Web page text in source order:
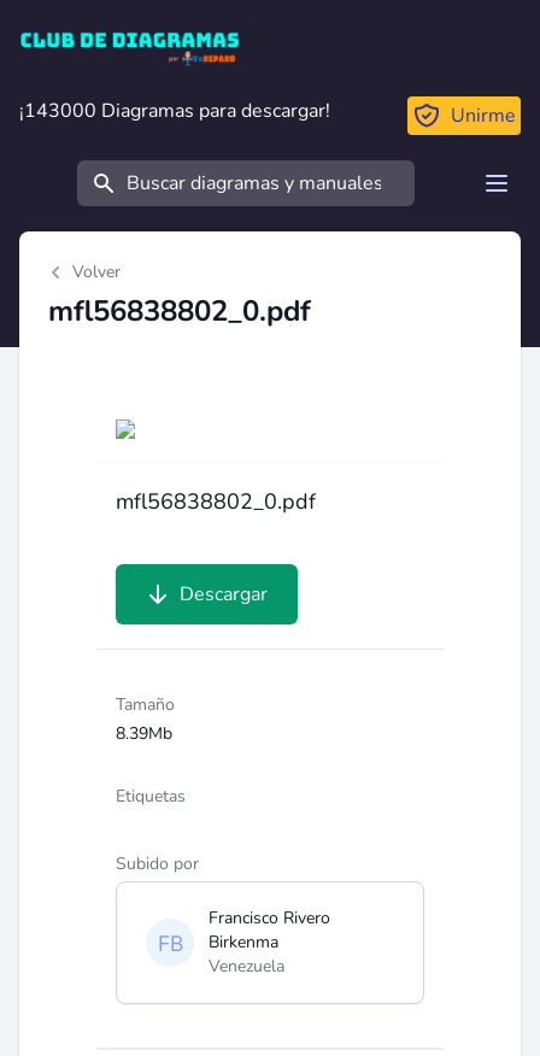
Club de Diagramas
¡143000 Diagramas para descargar!
¡143000 Diagramas para descargar! Unirme
Buscar
Volver
mfl56838802_0.pdf
mfl56838802_0.pdf
Descargar
Tamaño
8.39Mb
Etiquetas
Subido por
Francisco Rivero
Birkenma
Venezuela